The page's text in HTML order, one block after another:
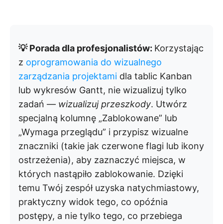
💡 Porada dla profesjonalistów: Korzystając
z oprogramowania do wizualnego
zarządzania projektami dla tablic Kanban
lub wykresów Gantt, nie wizualizuj tylko
zadań — wizualizuj przeszkody. Utwórz
specjalną kolumnę „Zablokowane” lub
„Wymaga przeglądu” i przypisz wizualne
znaczniki (takie jak czerwone flagi lub ikony
ostrzeżenia), aby zaznaczyć miejsca, w
których nastąpiło zablokowanie. Dzięki
temu Twój zespół uzyska natychmiastowy,
praktyczny widok tego, co opóźnia
postępy, a nie tylko tego, co przebiega